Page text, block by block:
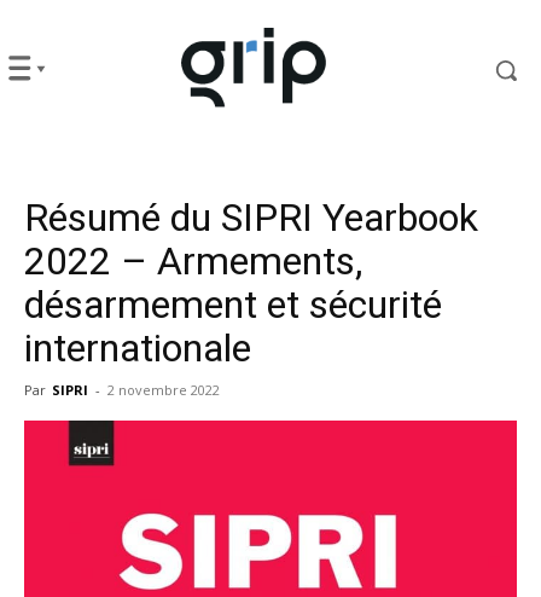
Résumé du SIPRI Yearbook
2022 – Armements,
désarmement et sécurité
internationale
Par SIPRI - 2 novembre 2022